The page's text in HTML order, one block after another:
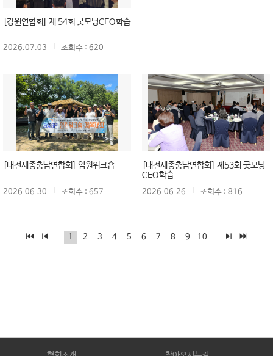
[강원연합회] 제 54회 굿모닝CEO학습
2026.07.03 조회수 : 620
[대전세종충남연합회] 임원워크숍
2026.06.30 조회수 : 657
[대전세종충남연합회] 제53회 굿모닝
CEO학습
2026.06.26 조회수 : 816
1 2 3 4 5 6 7 8 9 10